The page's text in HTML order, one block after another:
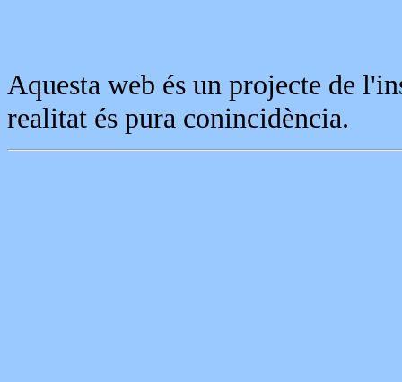
Aquesta web és un projecte de
realitat és pura conincidència.